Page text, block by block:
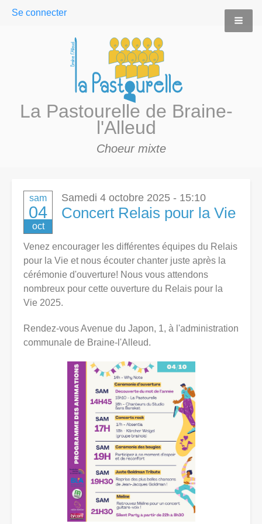
User
Se connecter
La Pastourelle de Braine-
l'Alleud
Choeur mixte
sam
04
oct
Samedi 4 octobre 2025 - 15:10
Concert Relais pour la Vie
Venez encourager les différentes équipes du Relais
pour la Vie et nous écouter chanter juste après la
cérémonie d'ouverture! Nous vous attendons
nombreux pour cette ouverture du Relais pour la
Vie 2025.
Rendez-vous Avenue du Japon, 1, à l'administration
communale de Braine-l'Alleud.